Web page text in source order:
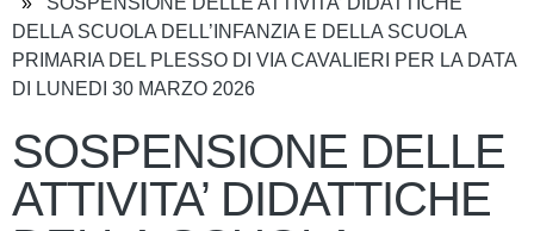
DELLA SCUOLA DELL’INFANZIA E DELLA SCUOLA
PRIMARIA DEL PLESSO DI VIA CAVALIERI PER LA DATA
DI LUNEDI 30 MARZO 2026
SOSPENSIONE DELLE
ATTIVITA’ DIDATTICHE